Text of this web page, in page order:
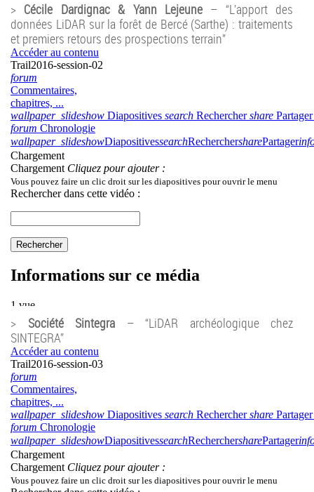
> Cécile Dardignac & Yann Lejeune– “L’apport des
données LiDAR sur la forêt de Bercé (Sarthe) : traitements
et premiers retours des prospections terrain”
> Société Sintegra – “LiDAR archéologique chez
SINTEGRA”